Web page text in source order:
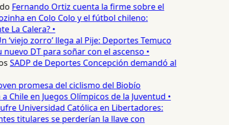
Fernando Ortiz cuenta la firme sobre el
en Colo Colo y el fútbol chileno:
La Calera? •
‘viejo zorro’ llega al Pije: Deportes Temuco
DT para soñar con el ascenso •
SADP de Deportes Concepción demandó al
promesa del ciclismo del Biobío
Chile en Juegos Olímpicos de la Juventud •
Universidad Católica en Libertadores:
titulares se perderían la llave con